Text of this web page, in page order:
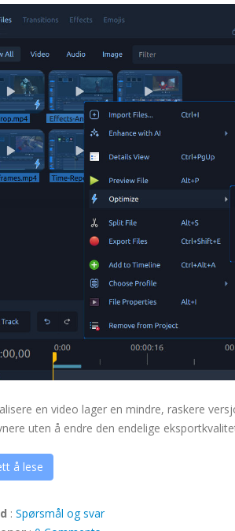
en video lager en mindre, raskere
uten å endre den endelige
å lese
: Spørsmål og svar